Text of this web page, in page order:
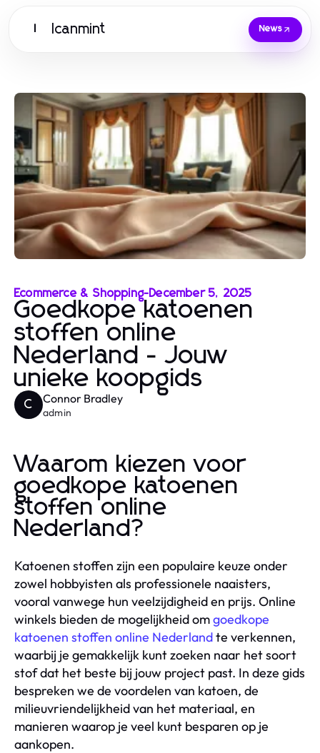
Icanmint News
Ecommerce & Shopping-December 5, 2025
Goedkope katoenen
stoffen online
Nederland - Jouw
unieke koopgids
C Connor Bradley
admin
Waarom kiezen voor
goedkope katoenen
stoffen online
Nederland?
Katoenen stoffen zijn een populaire keuze onder
zowel hobbyisten als professionele naaisters,
vooral vanwege hun veelzijdigheid en prijs. Online
winkels bieden de mogelijkheid omgoedkope
katoenen stoffen online Nederlandte verkennen,
waarbij je gemakkelijk kunt zoeken naar het soort
stof dat het beste bij jouw project past. In deze gids
bespreken we de voordelen van katoen, de
milieuvriendelijkheid van het materiaal, en
manieren waarop je veel kunt besparen op je
aankopen.